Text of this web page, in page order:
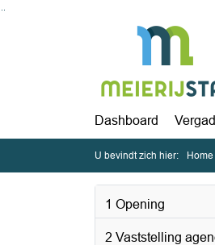
Dashboard
U bevindt zich hier: Home
1 Opening
2 Vaststelling